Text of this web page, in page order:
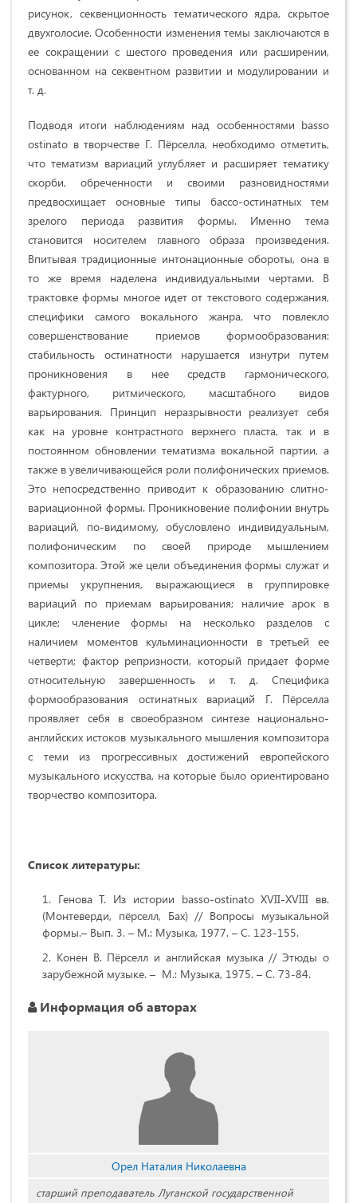
рисунок, секвенционность тематического ядра, скрытое
двухголосие. Особенности изменения темы заключаются в
ее сокращении с шестого проведения или расширении,
основанном на секвентном развитии и модулировании и
т. д.
Подводя итоги наблюдениям над особенностями basso
ostinato в творчестве Г. Пёрселла, необходимо отметить,
что тематизм вариаций углубляет и расширяет тематику
скорби, обреченности и своими разновидностями
предвосхищает основные типы бассо-остинатных тем
зрелого периода развития формы. Именно тема
становится носителем главного образа произведения.
Впитывая традиционные интонационные обороты, она в
то же время наделена индивидуальными чертами. В
трактовке формы многое идет от текстового содержания,
специфики самого вокального жанра, что повлекло
совершенствование приемов формообразования:
стабильность остинатности нарушается изнутри путем
проникновения в нее средств гармонического,
фактурного, ритмического, масштабного видов
варьирования. Принцип неразрывности реализует себя
как на уровне контрастного верхнего пласта, так и в
постоянном обновлении тематизма вокальной партии, а
также в увеличивающейся роли полифонических приемов.
Это непосредственно приводит к образованию слитно-
вариационной формы. Проникновение полифонии внутрь
вариаций, по-видимому, обусловлено индивидуальным,
полифоническим по своей природе мышлением
композитора. Этой же цели объединения формы служат и
приемы укрупнения, выражающиеся в группировке
вариаций по приемам варьирования; наличие арок в
цикле; членение формы на несколько разделов с
наличием моментов кульминационности в третьей ее
четверти; фактор репризности, который придает форме
относительную завершенность и т. д. Специфика
формообразования остинатных вариаций Г. Пёрселла
проявляет себя в своеобразном синтезе национально-
английских истоков музыкального мышления композитора
с теми из прогрессивных достижений европейского
музыкального искусства, на которые было ориентировано
творчество композитора.
Список литературы:
Генова Т. Из истории basso-ostinato XVII-XVIII вв.
(Монтеверди, пёрселл, Бах) // Вопросы музыкальной
формы.– Вып. 3. – М.: Музыка, 1977. – С. 123-155.
Конен В. Пёрселл и английская музыка // Этюды о
зарубежной музыке. – М.: Музыка, 1975. – С. 73-84.
Информация об авторах
Орел Наталия Николаевна
старший преподаватель Луганской государственной